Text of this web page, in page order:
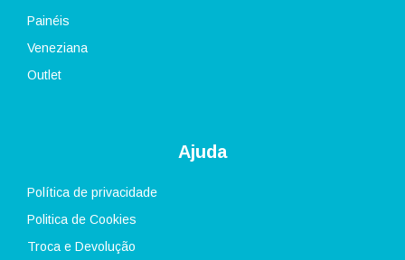
Painéis
Veneziana
Outlet
Ajuda
Política de privacidade
Politica de Cookies
Troca e Devolução